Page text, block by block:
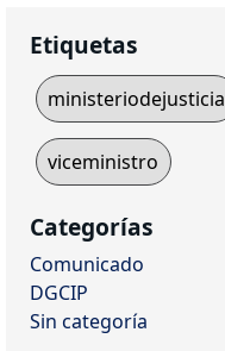
Etiquetas
ministeriodejusticia
viceministro
Categorías
Comunicado
DGCIP
Sin categoría